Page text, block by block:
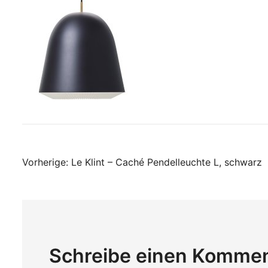
Beitragsnavigation
Vorherige: Le Klint – Caché Pendelleuchte L, schwarz
Schreibe einen